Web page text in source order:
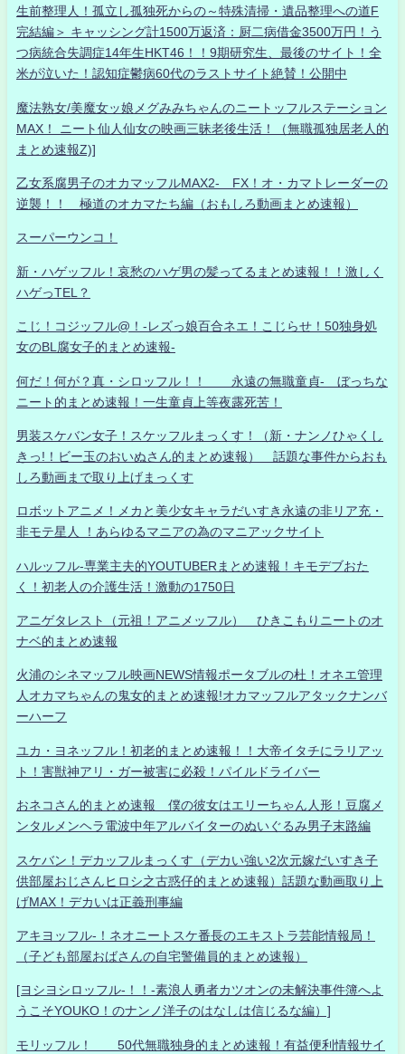
生前整理人！孤立し孤独死からの～特殊清掃・遺品整理への道F
完結編＞ キャッシング計1500万返済：厨二病借金3500万円！う
つ病統合失調症14年生HKT46！！9期研究生、最後のサイト！全
米が泣いた！認知症鬱病60代のラストサイト絶賛！公開中
魔法熟女/美魔女ッ娘メグみみちゃんのニートッフルステーション
MAX！ ニート仙人仙女の映画三昧老後生活！（無職孤独居老人的
まとめ速報Z)]
乙女系腐男子のオカマッフルMAX2- FX！オ・カマトレーダーの
逆襲！！ 極道のオカマたち編（おもしろ動画まとめ速報）
スーパーウンコ！
新・ハゲッフル！哀愁のハゲ男の髪ってるまとめ速報！！激しく
ハゲっTEL？
こじ！コジッフル@！-レズっ娘百合ネエ！こじらせ！50独身処
女のBL腐女子的まとめ速報-
何だ！何が？真・シロッフル！！ 永遠の無職童貞- ぼっちな
ニート的まとめ速報！一生童貞上等夜露死苦！
男装スケバン女子！スケッフルまっくす！（新・ナンノひゃくし
きっ!！ビー玉のおいぬさん的まとめ速報） 話題な事件からおも
しろ動画まで取り上げまっくす
ロボットアニメ！メカと美少女キャラだいすき永遠の非リア充・
非モテ星人 ！あらゆるマニアの為のマニアックサイト
ハルッフル-専業主夫的YOUTUBERまとめ速報！キモデブおた
く！初老人の介護生活！激動の1750日
アニゲタレスト（元祖！アニメッフル） ひきこもりニートのオ
ナベ的まとめ速報
火浦のシネマッフル映画NEWS情報ポータブルの杜！オネエ管理
人オカマちゃんの鬼女的まとめ速報!オカマッフルアタックナンバ
ーハーフ
ユカ・ヨネッフル！初老的まとめ速報！！大帝イタチにラリアッ
ト！害獣神アリ・ガー被害に必殺！パイルドライバー
おネコさん的まとめ速報 僕の彼女はエリーちゃん人形！豆腐メ
ンタルメンヘラ電波中年アルバイターのぬいぐるみ男子末路編
スケバン！デカッフルまっくす（デカい強い2次元嫁だいすき子
供部屋おじさんヒロシ之古惑仔的まとめ速報）話題な動画取り上
げMAX！デカいは正義刑事編
アキヨッフル-！ネオニートスケ番長のエキストラ芸能情報局！
（子ども部屋おばさんの自宅警備員的まとめ速報）
[ヨシヨシロッフル-！！-素浪人勇者カツオンの未解決事件簿へよ
うこそYOUKO！のナンノ洋子のはなしは信じるな編）]
モリッフル！ 50代無職独身的まとめ速報！有益便利情報サイ